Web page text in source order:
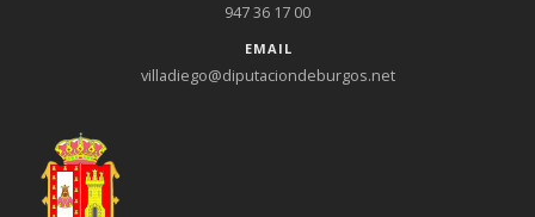
947 36 17 00
EMAIL
villadiego@diputaciondeburgos.net